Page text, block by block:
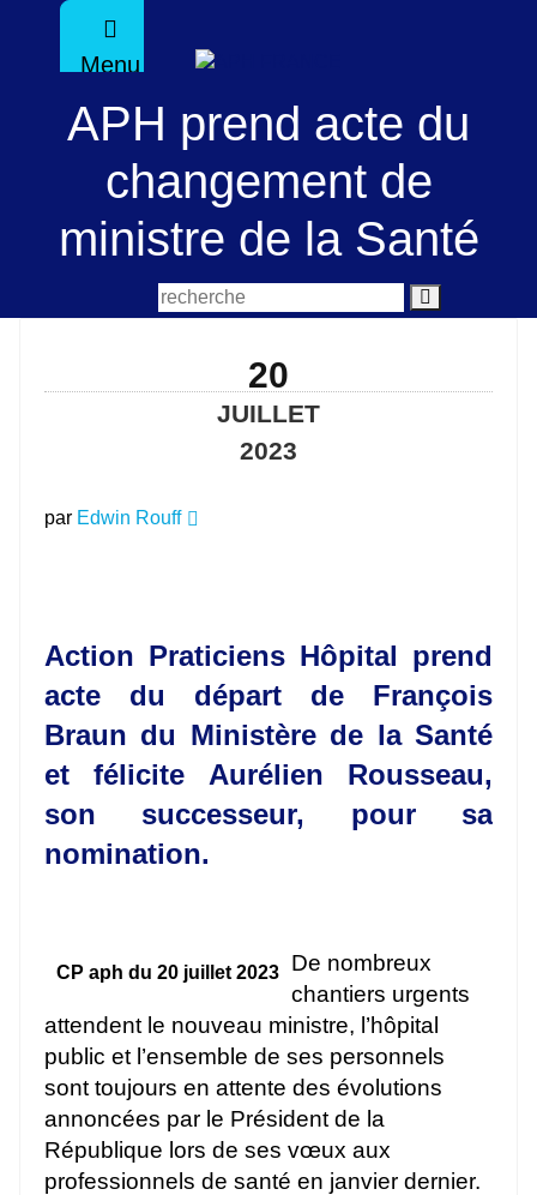
Menu
APH prend acte du
changement de
ministre de la Santé
20
JUILLET
2023
par Edwin Rouff
Action Praticiens Hôpital prend
acte du départ de François
Braun du Ministère de la Santé
et félicite Aurélien Rousseau,
son successeur, pour sa
nomination.
CP aph du 20 juillet 2023
De nombreux
chantiers urgents
attendent le nouveau ministre, l’hôpital
public et l’ensemble de ses personnels
sont toujours en attente des évolutions
annoncées par le Président de la
République lors de ses vœux aux
professionnels de santé en janvier dernier.